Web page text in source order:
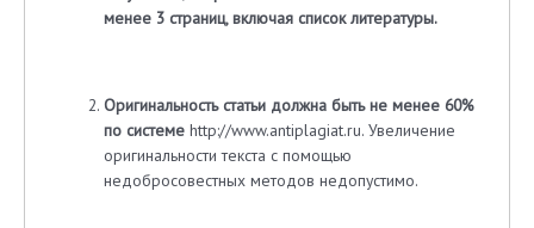
менее 3 страниц, включая список литературы.
Оригинальность статьи должна быть не менее 60%
по системеhttp://www.antiplagiat.ru. Увеличение
оригинальности текста с помощью
недобросовестных методов недопустимо.